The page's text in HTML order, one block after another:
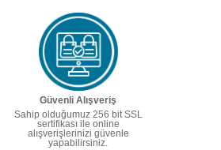
Güvenli Alışveriş
Sahip olduğumuz 256 bit SSL
sertifikası ile online
alışverişlerinizi güvenle
yapabilirsiniz.